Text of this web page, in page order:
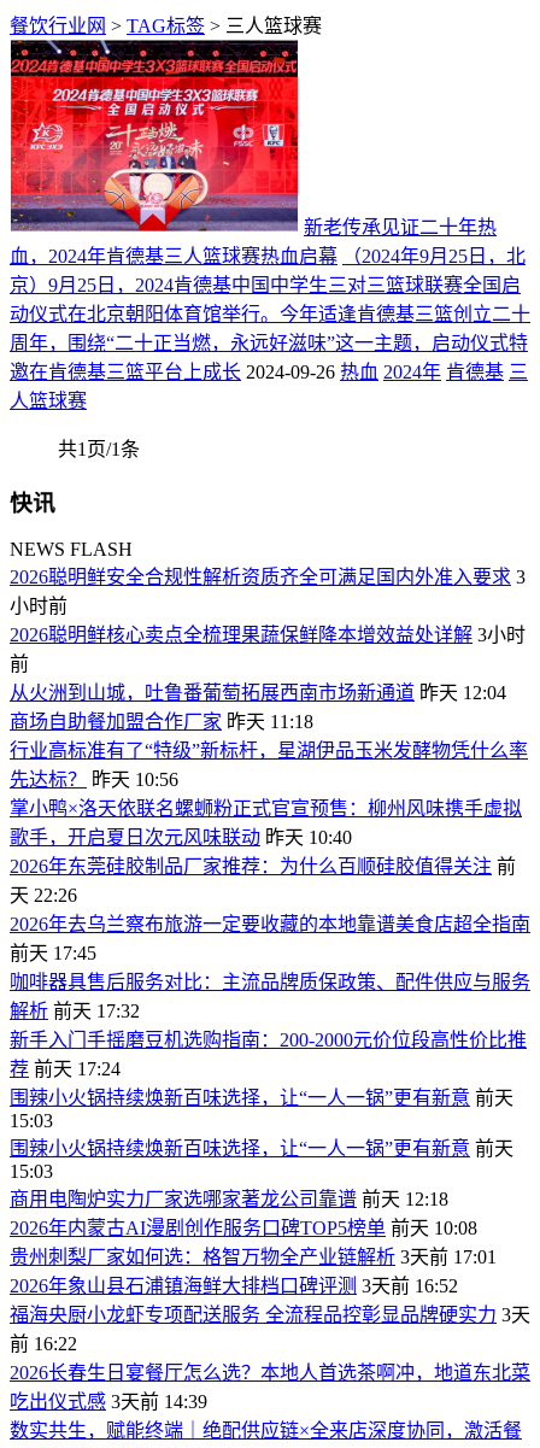
餐饮行业网 > TAG标签 > 三人篮球赛
新老传承见证二十年热
血，2024年肯德基三人篮球赛热血启幕
（2024年9月25日，北
京）9月25日，2024肯德基中国中学生三对三篮球联赛全国启
动仪式在北京朝阳体育馆举行。今年适逢肯德基三篮创立二十
周年，围绕“二十正当燃，永远好滋味”这一主题，启动仪式特
邀在肯德基三篮平台上成长 2024-09-26 热血 2024年 肯德基 三
人篮球赛
共1页/1条
快讯
NEWS FLASH
2026聪明鲜安全合规性解析资质齐全可满足国内外准入要求 3
小时前
2026聪明鲜核心卖点全梳理果蔬保鲜降本增效益处详解 3小时
前
从火洲到山城，吐鲁番葡萄拓展西南市场新通道 昨天 12:04
商场自助餐加盟合作厂家 昨天 11:18
行业高标准有了“特级”新标杆，星湖伊品玉米发酵物凭什么率
先达标？
昨天 10:56
掌小鸭×洛天依联名螺蛳粉正式官宣预售：柳州风味携手虚拟
歌手，开启夏日次元风味联动 昨天 10:40
2026年东莞硅胶制品厂家推荐：为什么百顺硅胶值得关注 前
天 22:26
2026年去乌兰察布旅游一定要收藏的本地靠谱美食店超全指南
前天 17:45
咖啡器具售后服务对比：主流品牌质保政策、配件供应与服务
解析 前天 17:32
新手入门手摇磨豆机选购指南：200-2000元价位段高性价比推
荐 前天 17:24
围辣小火锅持续焕新百味选择，让“一人一锅”更有新意 前天
15:03
围辣小火锅持续焕新百味选择，让“一人一锅”更有新意 前天
15:03
商用电陶炉实力厂家选哪家著龙公司靠谱 前天 12:18
2026年内蒙古AI漫剧创作服务口碑TOP5榜单 前天 10:08
贵州刺梨厂家如何选：格智万物全产业链解析 3天前 17:01
2026年象山县石浦镇海鲜大排档口碑评测 3天前 16:52
福海央厨小龙虾专项配送服务 全流程品控彰显品牌硬实力 3天
前 16:22
2026长春生日宴餐厅怎么选？本地人首选茶啊冲，地道东北菜
吃出仪式感 3天前 14:39
数实共生，赋能终端｜绝配供应链×全来店深度协同，激活餐